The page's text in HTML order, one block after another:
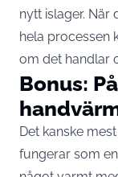
nytt islager. När
hela processen
om det handlar
Bonus:
Det kanske
fungerar som